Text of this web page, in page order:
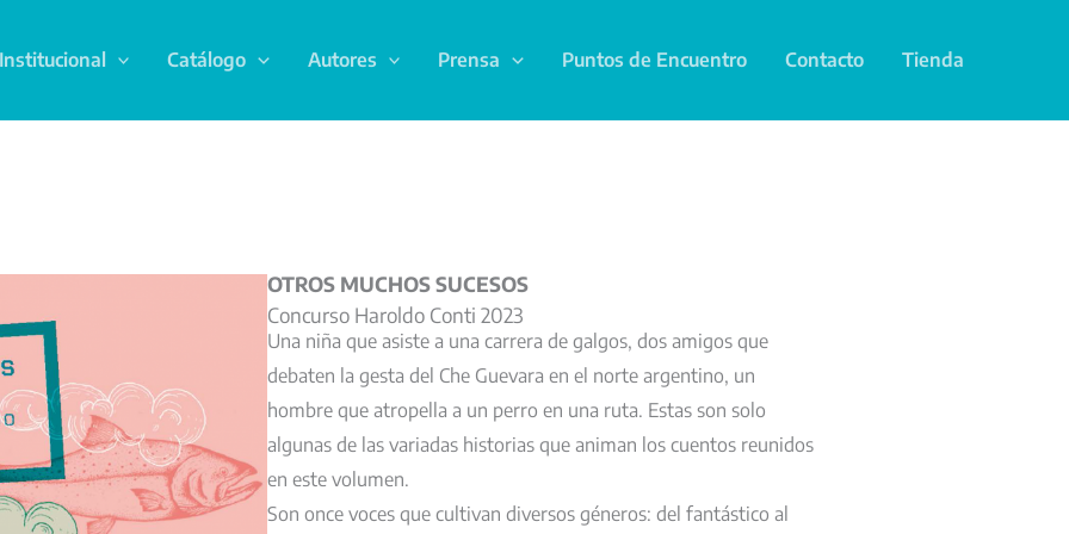
Institucional Catálogo Autores Prensa Puntos de Encuentro Contacto Tienda
OTROS MUCHOS SUCESOS
Concurso Haroldo Conti 2023
Una niña que asiste a una carrera de galgos, dos amigos que
debaten la gesta del Che Guevara en el norte argentino, un
hombre que atropella a un perro en una ruta. Estas son solo
algunas de las variadas historias que animan los cuentos reunidos
en este volumen.
Son once voces que cultivan diversos géneros: del fantástico al